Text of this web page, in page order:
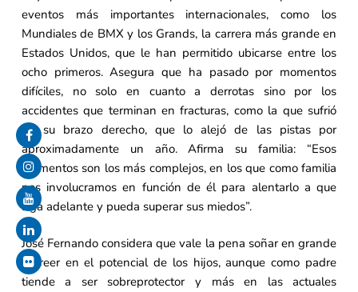
eventos más importantes internacionales, como los
Mundiales de BMX y los Grands, la carrera más grande en
Estados Unidos, que le han permitido ubicarse entre los
ocho primeros. Asegura que ha pasado por momentos
difíciles, no solo en cuanto a derrotas sino por los
accidentes que terminan en fracturas, como la que sufrió
en su brazo derecho, que lo alejó de las pistas por
aproximadamente un año. Afirma su familia: “Esos
momentos son los más complejos, en los que como familia
nos involucramos en función de él para alentarlo a que
siga adelante y pueda superar sus miedos”.
José Fernando considera que vale la pena soñar en grande
y creer en el potencial de los hijos, aunque como padre
tiende a ser sobreprotector y más en las actuales